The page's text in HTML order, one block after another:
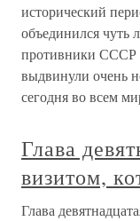
исторический
объединился чуть
противники СССР
выдвинули очень
сегодня во всем
Глава
визитом,
Глава